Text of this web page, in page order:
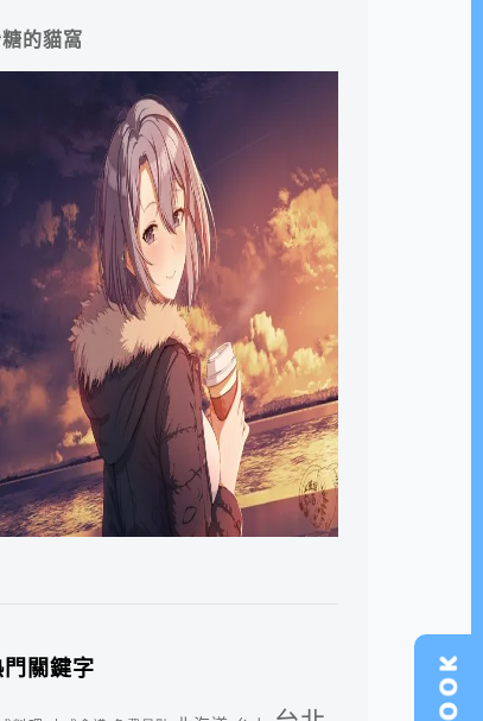
的貓窩
門關鍵字